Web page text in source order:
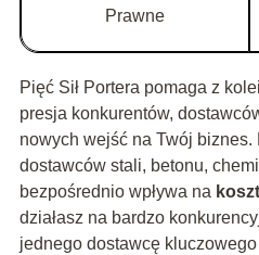
Prawne
Pięć Sił Portera pomaga z
presja konkurentów,
nowych wejść na Twój biznes.
dostawców stali, betonu,
bezpośrednio wpływa na
działasz na bardzo
jednego dostawcę